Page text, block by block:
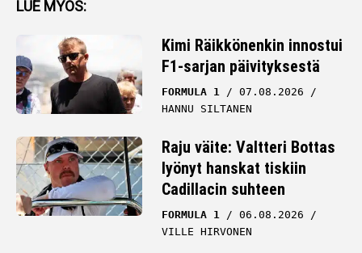
LUE MYÖS:
Kimi Räikkönenkin innostui
F1-sarjan päivityksestä
FORMULA 1
07.08.2026
HANNU SILTANEN
Raju väite: Valtteri Bottas
lyönyt hanskat tiskiin
Cadillacin suhteen
FORMULA 1
06.08.2026
VILLE HIRVONEN